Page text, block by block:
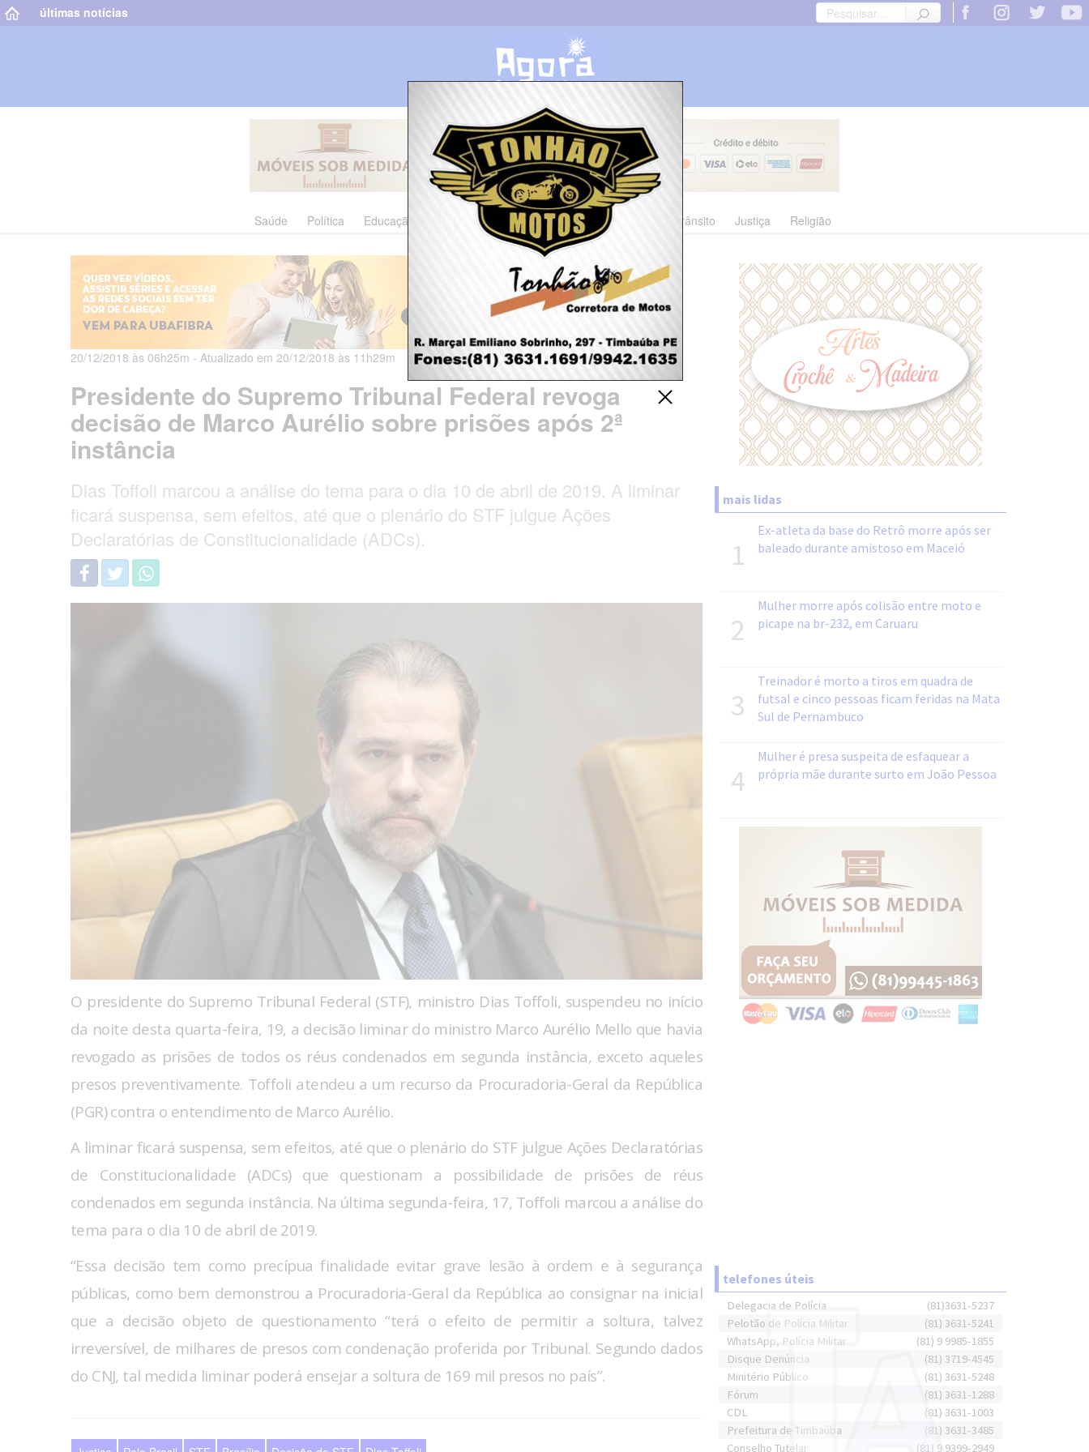
últimas notícias
Saúde Política Educação Cultura Polícia Economia Trânsito Justiça Religião
20/12/2018 às 06h25m - Atualizado em 20/12/2018 às 11h29m
Presidente do Supremo Tribunal Federal revoga
decisão de Marco Aurélio sobre prisões após 2ª
instância
Dias Toffoli marcou a análise do tema para o dia 10 de abril de 2019. A liminar
ficará suspensa, sem efeitos, até que o plenário do STF julgue Ações
Declaratórias de Constitucionalidade (ADCs).
O presidente do Supremo Tribunal Federal (STF), ministro Dias Toffoli, suspendeu no início
da noite desta quarta-feira, 19, a decisão liminar do ministro Marco Aurélio Mello que havia
revogado as prisões de todos os réus condenados em segunda instância, exceto aqueles
presos preventivamente. Toffoli atendeu a um recurso da Procuradoria-Geral da República
(PGR) contra o entendimento de Marco Aurélio.
A liminar ficará suspensa, sem efeitos, até que o plenário do STF julgue Ações Declaratórias
de Constitucionalidade (ADCs) que questionam a possibilidade de prisões de réus
condenados em segunda instância. Na última segunda-feira, 17, Toffoli marcou a análise do
tema para o dia 10 de abril de 2019.
“Essa decisão tem como precípua finalidade evitar grave lesão à ordem e à segurança
públicas, como bem demonstrou a Procuradoria-Geral da República ao consignar na inicial
que a decisão objeto de questionamento “terá o efeito de permitir a soltura, talvez
irreversível, de milhares de presos com condenação proferida por Tribunal. Segundo dados
do CNJ, tal medida liminar poderá ensejar a soltura de 169 mil presos no país”.
mais lidas
1
Ex-atleta da base do Retrô morre após ser
baleado durante amistoso em Maceió
2
Mulher morre após colisão entre moto e
picape na br-232, em Caruaru
3
Treinador é morto a tiros em quadra de
futsal e cinco pessoas ficam feridas na Mata
Sul de Pernambuco
4
Mulher é presa suspeita de esfaquear a
própria mãe durante surto em João Pessoa
telefones úteis
Delegacia de Polícia
(81)3631-5237
Pelotão de Polícia Militar
(81) 3631-5241
WhatsApp, Polícia Militar
(81) 9 9985-1855
Disque Denúncia
(81) 3719-4545
Minitério Público
(81) 3631-5248
Fórum
(81) 3631-1288
CDL
(81) 3631-1003
Prefeitura de Timbaúba
(81) 3631-3485
Conselho Tutelar
(81) 9 9399-2949